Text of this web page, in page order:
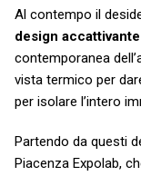
Al contempo il
design accattivante
contemporanea
vista termico per
per isolare l’intero
Partendo da questi
Piacenza Expolab,